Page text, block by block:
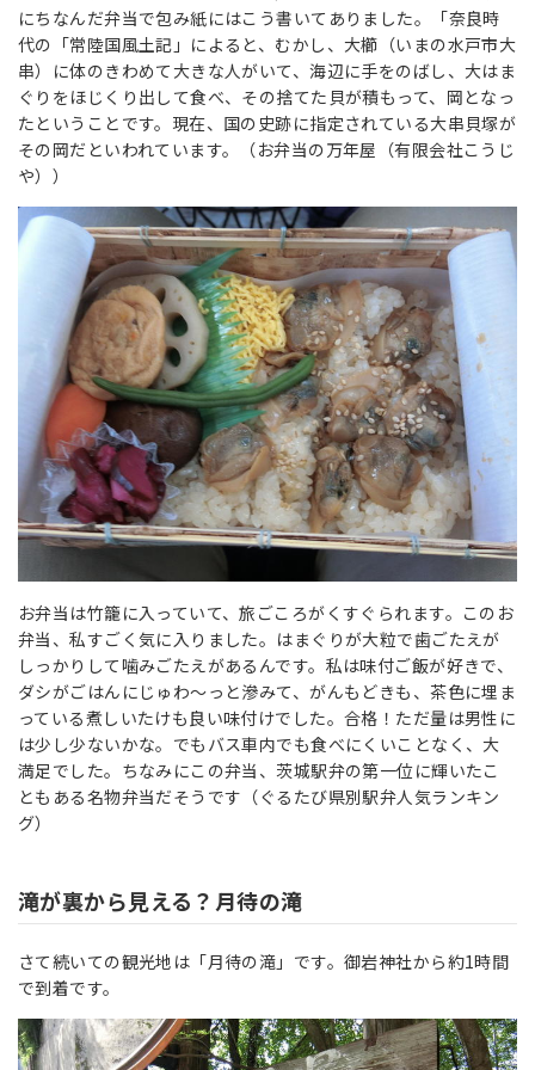
にちなんだ弁当で包み紙にはこう書いてありました。「奈良時
代の「常陸国風土記」によると、むかし、大櫛（いまの水戸市大
串）に体のきわめて大きな人がいて、海辺に手をのばし、大はま
ぐりをほじくり出して食べ、その捨てた貝が積もって、岡となっ
たということです。現在、国の史跡に指定されている大串貝塚が
その岡だといわれています。（お弁当の万年屋（有限会社こうじ
や））
お弁当は竹籠に入っていて、旅ごころがくすぐられます。このお
弁当、私すごく気に入りました。はまぐりが大粒で歯ごたえが
しっかりして噛みごたえがあるんです。私は味付ご飯が好きで、
ダシがごはんにじゅわ～っと滲みて、がんもどきも、茶色に埋ま
っている煮しいたけも良い味付けでした。合格！ただ量は男性に
は少し少ないかな。でもバス車内でも食べにくいことなく、大
満足でした。ちなみにこの弁当、茨城駅弁の第一位に輝いたこ
ともある名物弁当だそうです（ぐるたび県別駅弁人気ランキン
グ）
滝が裏から見える？月待の滝
さて続いての観光地は「月待の滝」です。御岩神社から約1時間
で到着です。